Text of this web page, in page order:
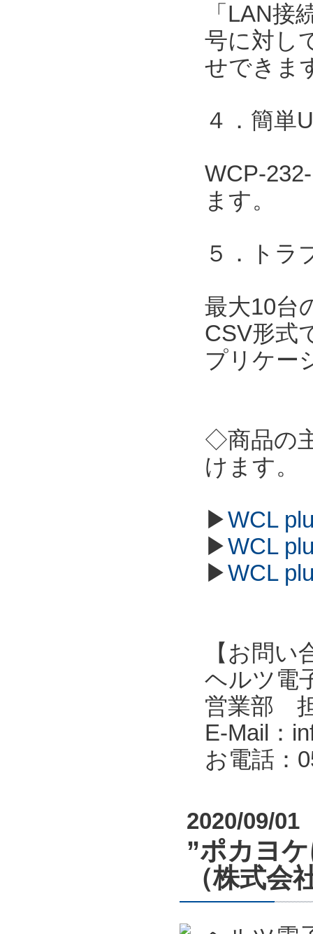
「LAN
号に対し
せできま
４．簡単
WCP-
ます。
５．トラ
最大10台
CSV形式
プリケー
◇商品の
けます。
▶WCL
▶WCL
▶WCL
【お問い
ヘルツ電
営業部
E-Mail：
お電話：
2020/09/01
”ポカヨ
（株式会